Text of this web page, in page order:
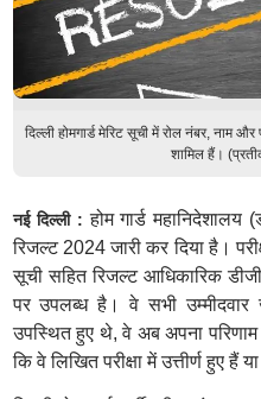
दिल्ली होमगार्ड मेरिट सूची में रोल नंबर, नाम
शामिल हैं।
नई दिल्ली :होम गार्ड महानिदेशालय
रिजल्ट 2024 जारी कर दिया है।
सूची सहित रिजल्ट आधिकारिक
पर उपलब्ध है। वे सभी उम्मीदवार
उपस्थित हुए थे, वे अब अपना
कि वे लिखित परीक्षा में उत्तीर्ण हुए हैं